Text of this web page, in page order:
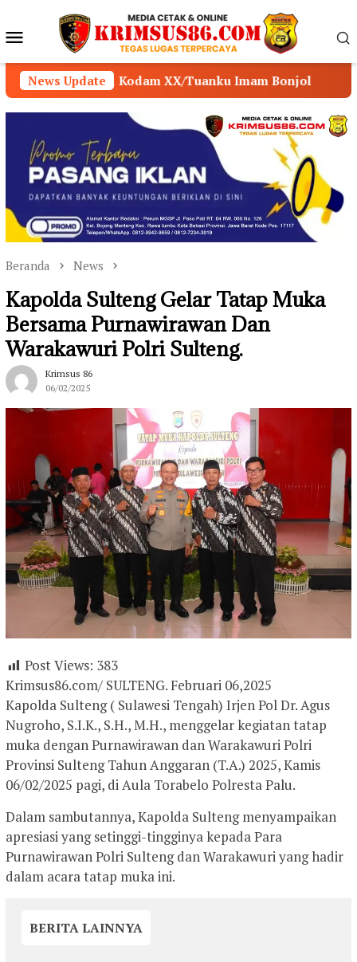
konten Menu
Mobile
News Update
XX/Tuanku Imam Bonjol POLSEK MUARA
Beranda News
Kapolda Sulteng Gelar Tatap Muka
Bersama Purnawirawan Dan
Warakawuri Polri Sulteng.
Krimsus 86
06/02/2025
Post Views: 383
Krimsus86.com/ SULTENG. Februari 06,2025
Kapolda Sulteng ( Sulawesi Tengah) Irjen Pol Dr. Agus
Nugroho, S.I.K., S.H., M.H., menggelar kegiatan tatap
muka dengan Purnawirawan dan Warakawuri Polri
Provinsi Sulteng Tahun Anggaran (T.A.) 2025, Kamis
06/02/2025 pagi, di Aula Torabelo Polresta Palu.
Dalam sambutannya, Kapolda Sulteng menyampaikan
apresiasi yang setinggi-tingginya kepada Para
Purnawirawan Polri Sulteng dan Warakawuri yang hadir
dalam acara tatap muka ini.
BERITA LAINNYA